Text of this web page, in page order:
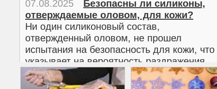
02.03.2026
С 8 марта!
Дорогие женщины!
Поздравляем Вас с наступающим
Международным женским днем 8 марта!
полном тексте можно ознакомиться с
графиком работы компании в
07.08.2025
Безопасны ли силиконы,
отверждаемые оловом, для кожи?
Ни один силиконовый состав,
отвержденный оловом, не прошел
испытания на безопасность для кожи, что
указывает на вероятность раздражения
кожи.